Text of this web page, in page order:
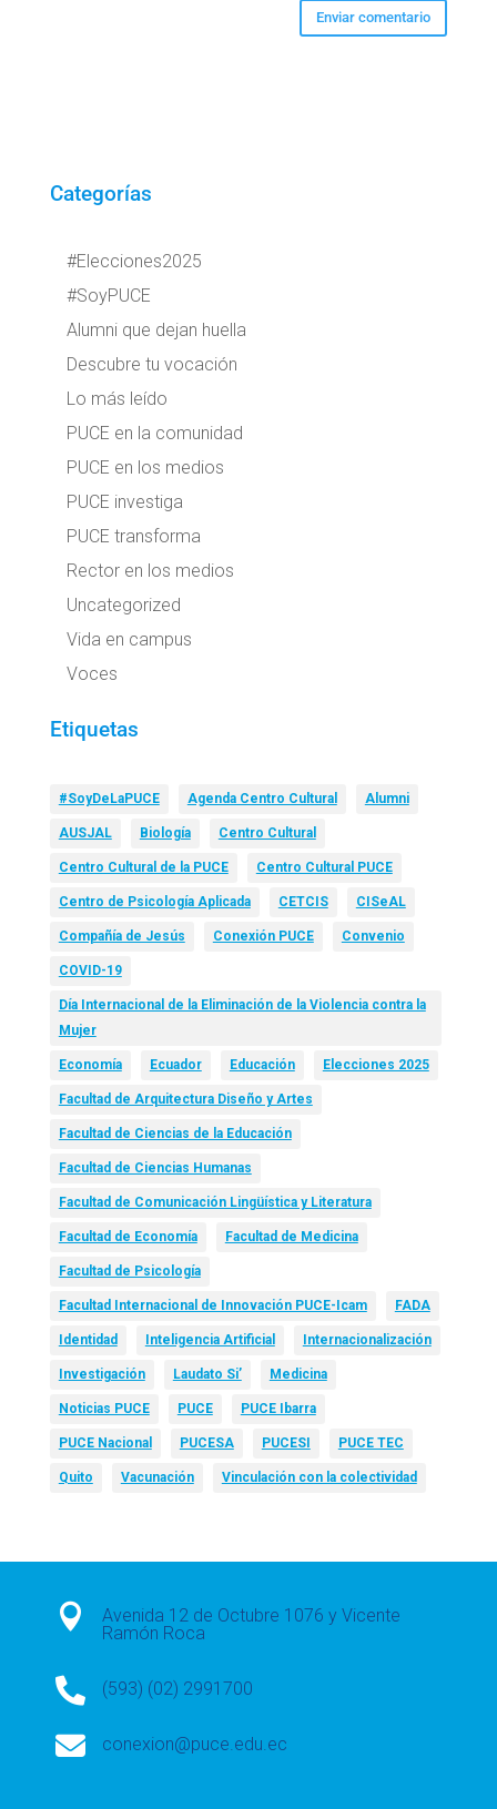
Categorías
#Elecciones2025
#SoyPUCE
Alumni que dejan huella
Descubre tu vocación
Lo más leído
PUCE en la comunidad
PUCE en los medios
PUCE investiga
PUCE transforma
Rector en los medios
Uncategorized
Vida en campus
Voces
Etiquetas
#SoyDeLaPUCE Agenda Centro Cultural Alumni
AUSJAL Biología Centro Cultural
Centro Cultural de la PUCE Centro Cultural PUCE
Centro de Psicología Aplicada CETCIS CISeAL
Compañía de Jesús Conexión PUCE Convenio
COVID-19
Día Internacional de la Eliminación de la Violencia contra la
Mujer
Economía Ecuador Educación Elecciones 2025
Facultad de Arquitectura Diseño y Artes
Facultad de Ciencias de la Educación
Facultad de Ciencias Humanas
Facultad de Comunicación Lingüística y Literatura
Facultad de Economía Facultad de Medicina
Facultad de Psicología
Facultad Internacional de Innovación PUCE-Icam FADA
Identidad Inteligencia Artificial Internacionalización
Investigación Laudato Si’ Medicina
Noticias PUCE PUCE PUCE Ibarra
PUCE Nacional PUCESA PUCESI PUCE TEC
Quito Vacunación Vinculación con la colectividad

Avenida 12 de Octubre 1076 y Vicente
Ramón Roca
 (593) (02) 2991700
 conexion@puce.edu.ec